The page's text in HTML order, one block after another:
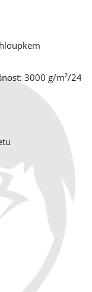
3000 g/m²/24